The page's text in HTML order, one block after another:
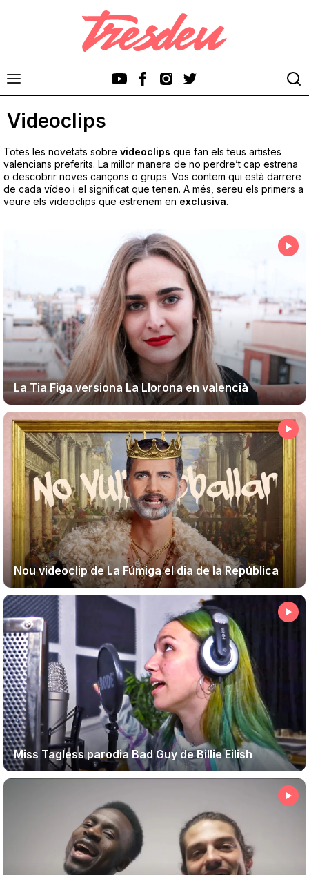
Discos
Cinema i Televisió
Festivals
Teatre
Internet
Opinió
Llibres
La Llista
Llocs
Videoclips
Totes les novetats sobre videoclips que fan els teus artistes
valencians preferits. La millor manera de no perdre’t cap estrena
o descobrir noves cançons o grups. Vos contem qui està darrere
de cada vídeo i el significat que tenen. A més, sereu els primers a
veure els videoclips que estrenem en exclusiva.
La Tia Figa versiona La Llorona en valencià
Nou videoclip de La Fúmiga el dia de la República
Miss Tagless parodia Bad Guy de Billie Eilish